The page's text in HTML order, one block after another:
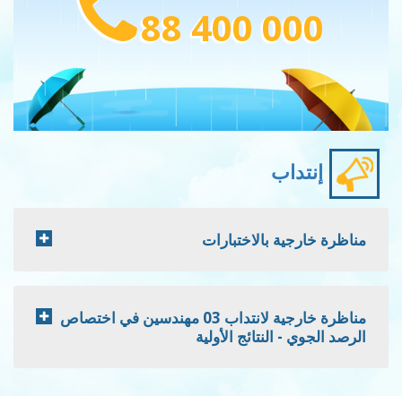
88 400 000
إنتداب
مناظرة خارجية بالاختبارات
مناظرة خارجية لانتداب 03 مهندسين في اختصاص
الرصد الجوي - النتائج الأولية